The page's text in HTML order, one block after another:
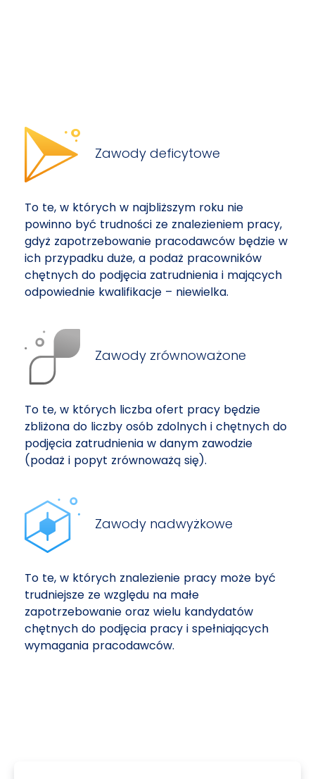
Zawody deficytowe
To te, w których w najbliższym roku nie
powinno być trudności ze znalezieniem pracy,
gdyż zapotrzebowanie pracodawców będzie w
ich przypadku duże, a podaż pracowników
chętnych do podjęcia zatrudnienia i mających
odpowiednie kwalifikacje – niewielka.
Zawody zrównoważone
To te, w których liczba ofert pracy będzie
zbliżona do liczby osób zdolnych i chętnych do
podjęcia zatrudnienia w danym zawodzie
(podaż i popyt zrównoważą się).
Zawody nadwyżkowe
To te, w których znalezienie pracy może być
trudniejsze ze względu na małe
zapotrzebowanie oraz wielu kandydatów
chętnych do podjęcia pracy i spełniających
wymagania pracodawców.